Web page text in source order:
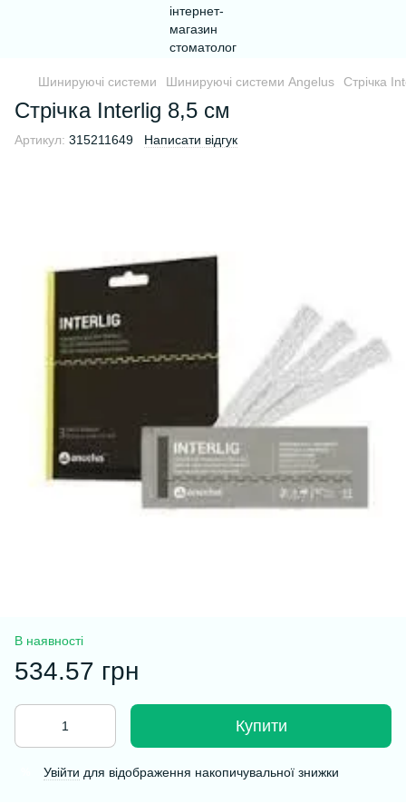
Шинируючі системи Шинируючі системи Angelus Стрічка
Стрічка Interlig 8,5 см
Артикул: 315211649 Написати відгук
В наявності
534.57 грн
Купити
Увійти для відображення накопичувальної знижки